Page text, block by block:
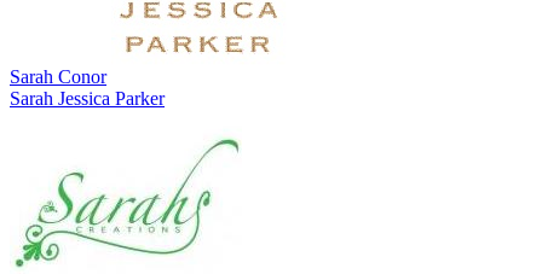
Sarah Conor
Sarah Jessica Parker